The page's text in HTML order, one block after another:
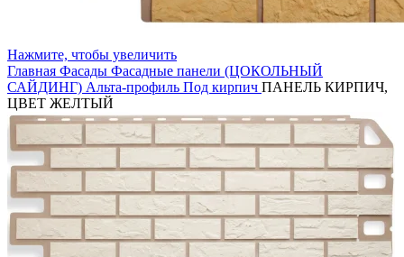
Нажмите, чтобы увеличить
Главная Фасады Фасадные панели (ЦОКОЛЬНЫЙ
САЙДИНГ) Альта-профиль Под кирпич ПАНЕЛЬ КИРПИЧ,
ЦВЕТ ЖЕЛТЫЙ